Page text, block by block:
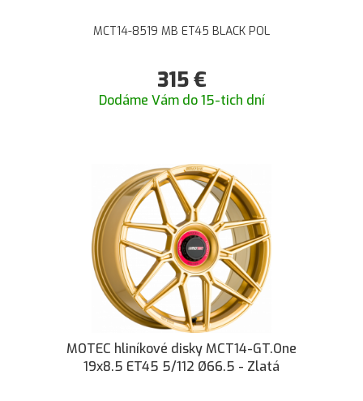
MCT14-8519 MB ET45 BLACK POL
315€
Dodáme Vám do 15-tich dní
MOTEC hliníkové disky MCT14-GT.One
19x8.5 ET45 5/112 Ø66.5 - Zlatá